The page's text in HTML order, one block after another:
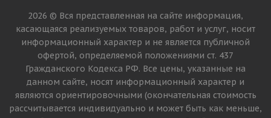
2026 © Вся представленная на сайте информация,
касающаяся реализуемых товаров, работ и услуг, носит
информационный характер и не является публичной
офертой, определяемой положениями ст. 437
Гражданского Кодекса РФ. Все цены, указанные на
данном сайте, носят информационный характер и
являются ориентировочными (окончательная стоимость
рассчитывается индивидуально и может быть как меньше,